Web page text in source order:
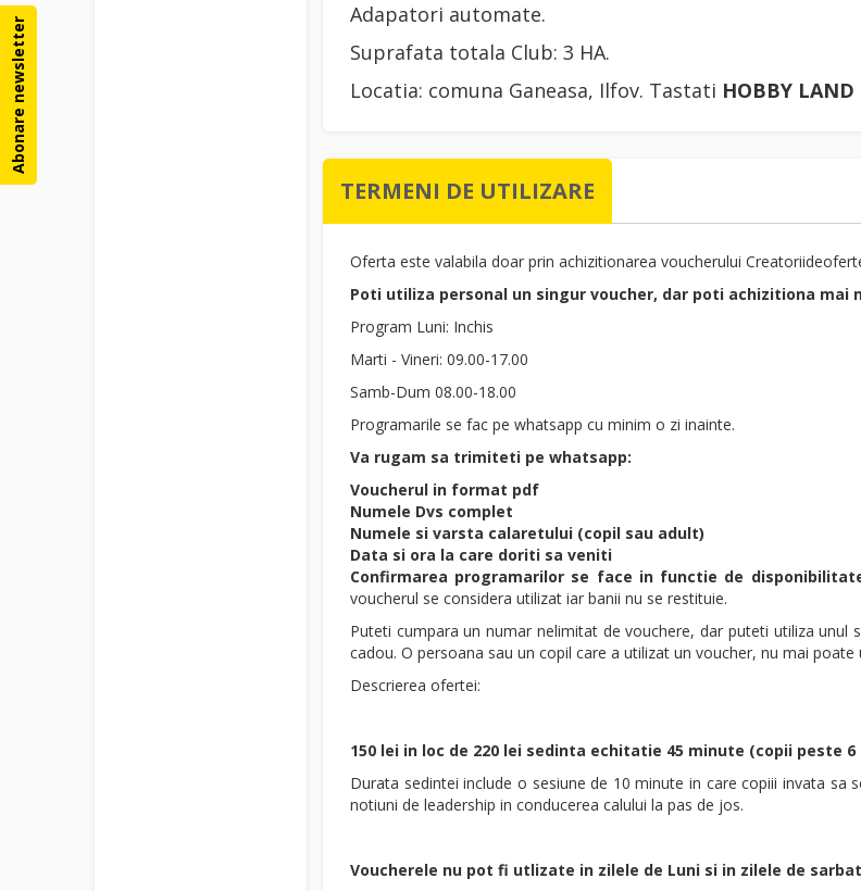
Adapatori automate.
Suprafata totala Club: 3 HA.
Locatia: comuna Ganeasa, Ilfov. Tastati HOBBY LAND
TERMENI DE UTILIZARE
Oferta este valabila doar prin achizitionarea voucherului
Poti utiliza personal un singur voucher, dar poti achizitiona mai
Program Luni: Inchis
Marti - Vineri: 09.00-17.00
Samb-Dum 08.00-18.00
Programarile se fac pe whatsapp cu minim o zi inainte.
Va rugam sa trimiteti pe whatsapp:
Voucherul in format pdf
Numele Dvs complet
Numele si varsta calaretului (copil sau adult)
Data si ora la care doriti sa veniti
Confirmarea programarilor se face in functie de
voucherul se considera utilizat iar banii nu se restituie.
Puteti cumpara un numar nelimitat de vouchere, dar puteti utiliza
cadou. O persoana sau un copil care a utilizat un voucher, nu mai
Descrierea ofertei:
150 lei in loc de 220 lei sedinta echitatie 45 minute (copii peste 6
Durata sedintei include o sesiune de 10 minute in care copiii invata
notiuni de leadership in conducerea calului la pas de jos.
Voucherele nu pot fi utlizate in zilele de Luni si in zilele de
Abonare newsletter